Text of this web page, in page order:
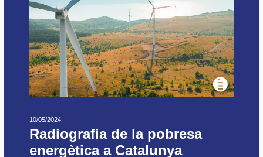
10/05/2024
Radiografia de la pobresa
energètica a Catalunya